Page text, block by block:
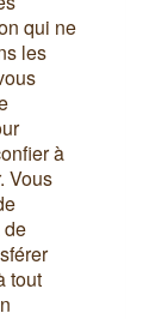
qui ne
les
à
Vous
de
tout